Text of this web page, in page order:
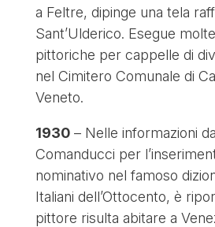
a Feltre, dipinge una tela
Sant’Ulderico. Esegue
pittoriche per cappelle di
nel Cimitero Comunale di
Veneto.
1930– Nelle informazioni
Comanducci per
nominativo nel famoso
Italiani dell’Ottocento, è
pittore risulta abitare a